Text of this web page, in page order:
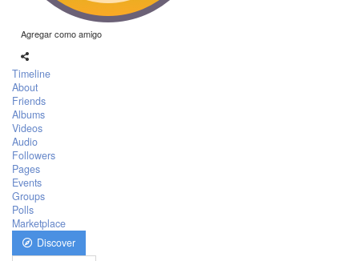
Agregar como amigo
Timeline
About
Friends
Albums
Videos
Audio
Followers
Pages
Events
Groups
Polls
Marketplace
Discover